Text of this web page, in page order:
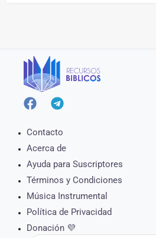
Contacto
Acerca de
Ayuda para Suscriptores
Términos y Condiciones
Música Instrumental
Política de Privacidad
Donación 💜